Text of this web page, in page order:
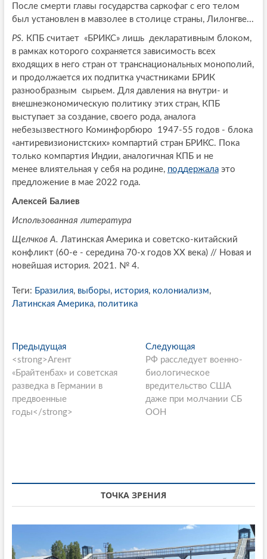
После смерти главы государства саркофаг с его телом
был установлен в мавзолее в столице страны, Лилонгве...
PS. КПБ считает «БРИКС» лишь декларативным блоком,
в рамках которого сохраняется зависимость всех
входящих в него стран от транснациональных монополий,
и продолжается их подпитка участниками БРИК
разнообразным сырьем. Для давления на внутри- и
внешнеэкономическую политику этих стран, КПБ
выступает за создание, своего рода, аналога
небезызвестного Коминфорбюро 1947-55 годов - блока
«антиревизионистских» компартий стран БРИКС. Пока
только компартия Индии, аналогичная КПБ и не
менее влиятельная у себя на родине, поддержалаэто
предложение в мае 2022 года.
Алексей Балиев
Использованная литература
Щелчков А. Латинская Америка и советско-китайский
конфликт (60-е - середина 70-х годов ХХ века) // Новая и
новейшая история. 2021. № 4.
Теги: Бразилия, выборы, история, колониализм,
Латинская Америка, политика
P
o
s
t
i
g
a
t
ПредыдущаяП
р
е
д
ы
д
я
:
<strong>Агент
«Брайтенбах» и советская
разведка в Германии в
предвоенные
годы</strong>
Следующая
л
е
д
у
:
РФ расследует военно-
биологическое
вредительство США
даже при молчании СБ
ООН
ТОЧКА ЗРЕНИЯ